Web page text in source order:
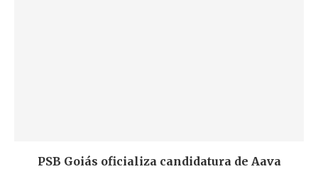
PSB Goiás oficializa candidatura de Aava